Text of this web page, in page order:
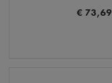
€ 73,69